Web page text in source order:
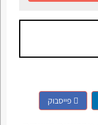
פייסבוק